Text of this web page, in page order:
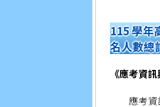
115 學年
名人數總
《應考資
應考